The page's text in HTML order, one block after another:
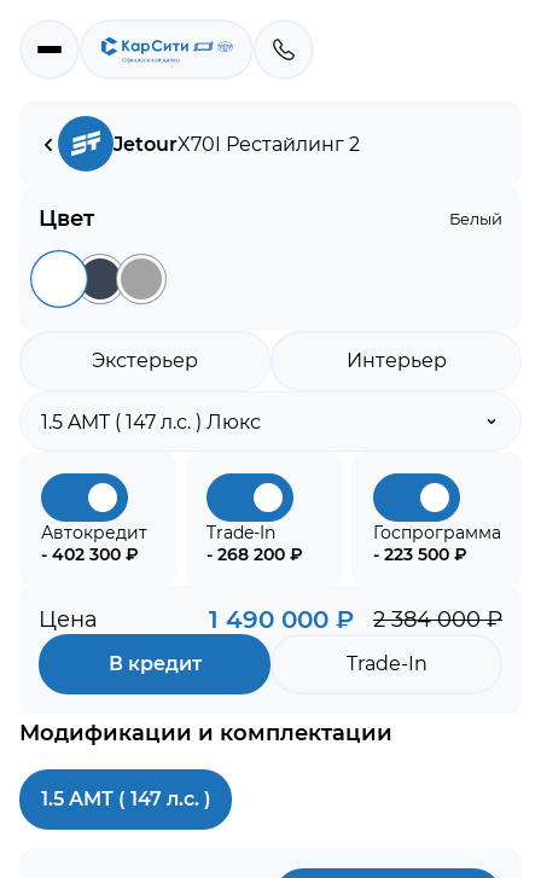
JetourX70I Рестайлинг 2
Цвет Белый
Экстерьер Интерьер
Автокредит
- 402 300 ₽
Trade-In
- 268 200 ₽
Госпрограмма
- 223 500 ₽
Цена 1 490 000 ₽ 2 384 000 ₽
В кредит Trade-In
Модификации и комплектации
1.5 AMT ( 147 л.с. )